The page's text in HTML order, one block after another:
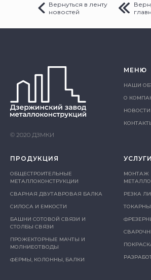
Вернуться в ленту
новостей
© 2020 ДЗМКИ
МЕНЮ
НАШИ
О
НОВОСТИ
ПРОДУКЦИЯ
ОБЩЕСТРОИТЕЛЬНЫЕ
МЕТАЛЛОКОНСТРУКЦИИ
СВАРНАЯ ДВУТАВРОВАЯ БАЛКА
СИЛОСА И ЕМКОСТИ
БАШНИ СОТОВОЙ СВЯЗИ И
СТОЛБЫ СВЯЗИ
ПРОЖЕКТОРНЫЕ МАЧТЫ И
МОЛНИЕОТВОДЫ
ФЕРМЫ, КОЛОННЫ, БАЛКИ
УСЛУГИ
МОНТАЖ
РЕЗКА